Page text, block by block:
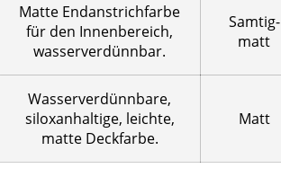
Matte Endanstrichfarbe
für den Innenbereich,
wasserverdünnbar.
Samtig-
matt
Wasserverdünnbare,
siloxanhaltige, leichte,
matte Deckfarbe.
Matt